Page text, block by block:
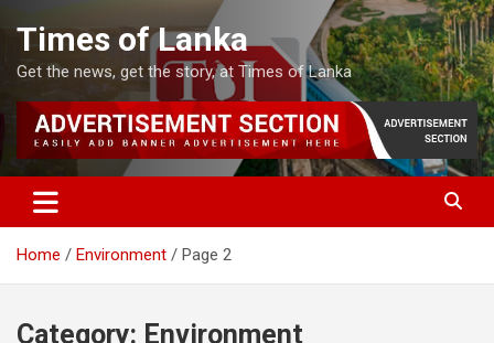
to
content
Times of Lanka
Get the news, get the story, at Times of Lanka
Home Environment Page 2
Category: Environment